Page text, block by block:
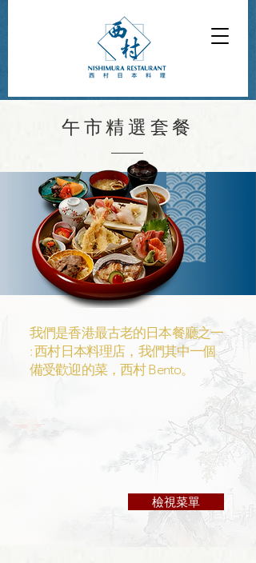
午市精選套餐
我們是香港最古老的日本餐廳之一
: 西村日本料理店，我們其中一個
備受歡迎的菜，西村 Bento。
檢視菜單